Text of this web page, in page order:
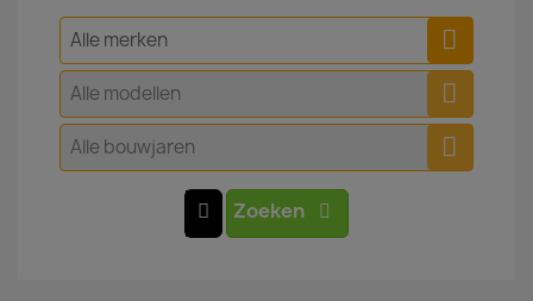
Alle merken
Alle modellen
Alle bouwjaren
Zoeken